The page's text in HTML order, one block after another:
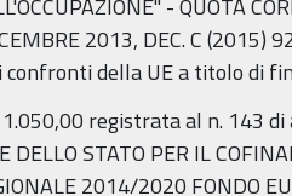
2013, DEC. C (2015)
confronti della UE a titolo di
registrata al n. 143
DELLO STATO PER IL
2014/2020 FONDO